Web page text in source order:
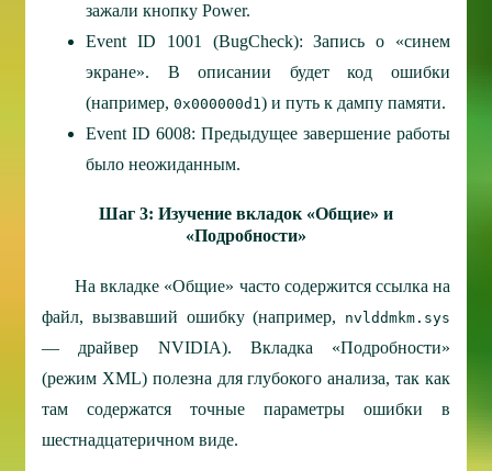
зажали кнопку Power.
Event ID 1001 (BugCheck): Запись о «синем
экране». В описании будет код ошибки
(например, 0x000000d1) и путь к дампу памяти.
Event ID 6008: Предыдущее завершение работы
было неожиданным.
Шаг 3: Изучение вкладок «Общие» и
«Подробности»
На вкладке «Общие» часто содержится ссылка на
файл, вызвавший ошибку (например,
nvlddmkm.sys
— драйвер NVIDIA). Вкладка «Подробности»
(режим XML) полезна для глубокого анализа, так как
там содержатся точные параметры ошибки в
шестнадцатеричном виде.